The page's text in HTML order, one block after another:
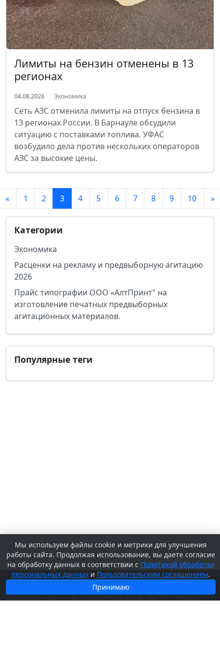
Лимиты на бензин отменены в 13
регионах
04.08.2026 Экономика
Сеть АЗС отменила лимиты на отпуск бензина в
13 регионах России. В Барнауле обсудили
ситуацию с поставками топлива. УФАС
возбудило дела против нескольких операторов
АЗС за высокие цены.
« 1 2 3 4 5 6 7 8 9 10 »
Категории
Экономика
Расценки на рекламу и предвыборную агитацию
2026
Прайс типографии ООО «АлтПринт" на
изготовление печатных предвыборных
агитационных материалов.
Популярные теги
© 2026 Сетевое издание «SV-KURS.RU
регистрационный номер СМИ ЭЛ № ФС 77 - 70984,
Мы используем файлы cookie и метрики для улучшения
работы сайта. Продолжая использование, вы даете согласие
на обработку данных в соответствии с Политикой обработки
персональных данных и Пользовательским соглашением.
Принимаю